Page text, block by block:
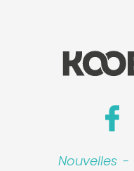
Nouvelles -